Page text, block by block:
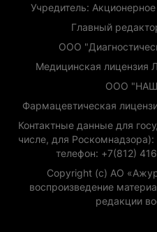
Учредитель:
Главный
ООО
Медицинская лицензия
ООО
Фармацевтическая
Контактные данные для
числе, для
телефон: +7(812)
Copyright (с) АО
воспроизведение
редакции